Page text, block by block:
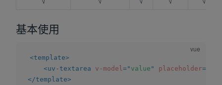
基本使用
<template>
<uv-textarea v-model =" value " placeholder=
</template>